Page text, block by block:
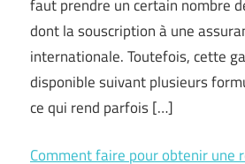
faut prendre un certain nombre
dont la souscription à une
internationale. Toutefois, cette
disponible suivant plusieurs
ce qui rend parfois […]
Comment faire pour obtenir une